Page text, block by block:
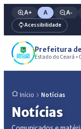
A+ A A-
Acessibilidade
Prefeitura
Estado do Ceará •
Início Notícias
Notícias